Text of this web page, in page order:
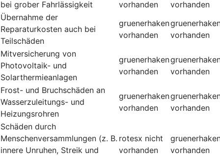
bei grober Fahrlässigkeit vorhanden
vorhanden
Übernahme der
Reparaturkosten auch bei
Teilschäden
gruenerhaken
vorhanden
vorhanden
Mitversicherung von
Photovoltaik- und
Solarthermieanlagen
gruenerhaken
vorhanden
vorhanden
Frost- und Bruchschäden an
Wasserzuleitungs- und
Heizungsrohren
gruenerhaken
vorhanden
vorhanden
Schäden durch
Menschenversammlungen (z. B.
innere Unruhen, Streik und
rotesx nicht
vorhanden
vorhanden